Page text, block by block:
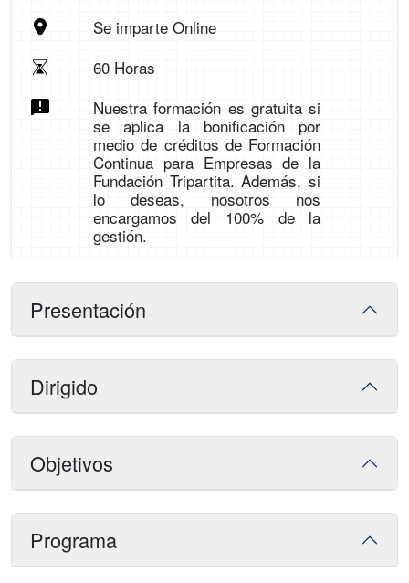
Se imparte Online
60 Horas
Nuestra formación es gratuita si
se aplica la bonificación por
medio de créditos de Formación
Continua para Empresas de la
Fundación Tripartita. Además, si
lo deseas, nosotros nos
encargamos del 100% de la
gestión.
Presentación
Dirigido
Objetivos
Programa